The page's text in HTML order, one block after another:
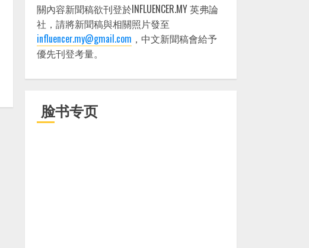
關內容新聞稿欲刊登於INFLUENCER.MY 英弗論
社，請將新聞稿與相關照片發至
influencer.my@gmail.com ，中文新聞稿會給予
優先刊登考量。
脸书专页